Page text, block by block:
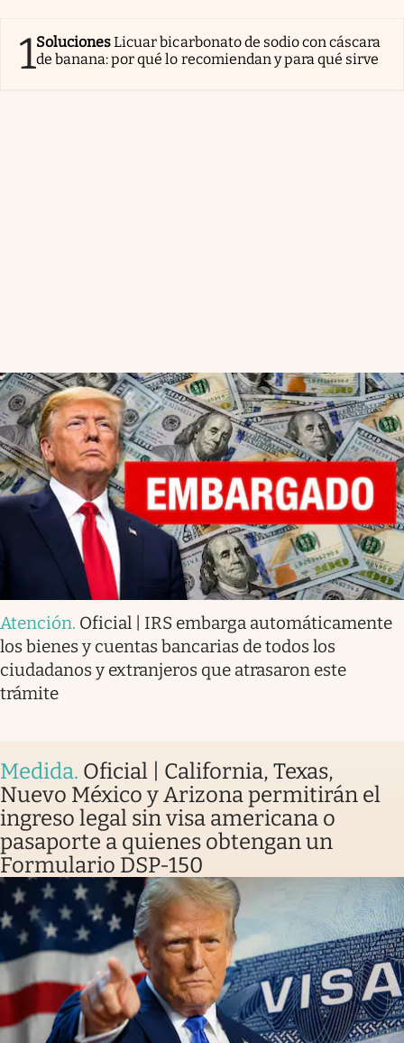
1SolucionesLicuar bicarbonato de sodio con cáscara
de banana: por qué lo recomiendan y para qué sirve
Atención. Oficial | IRS embarga automáticamente
los bienes y cuentas bancarias de todos los
ciudadanos y extranjeros que atrasaron este
trámite
Medida. Oficial | California, Texas,
Nuevo México y Arizona permitirán el
ingreso legal sin visa americana o
pasaporte a quienes obtengan un
Formulario DSP-150